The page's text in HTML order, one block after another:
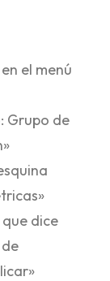
el menú
Grupo de
dice